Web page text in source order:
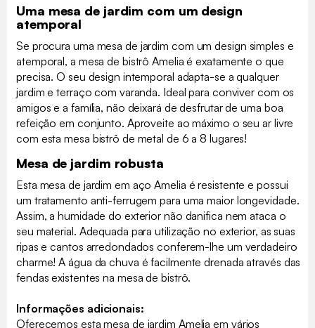
Uma mesa de jardim com um design
atemporal
Se procura uma mesa de jardim com um design simples e
atemporal, a mesa de bistrô Amelia é exatamente o que
precisa. O seu design intemporal adapta-se a qualquer
jardim e terraço com varanda. Ideal para conviver com os
amigos e a família, não deixará de desfrutar de uma boa
refeição em conjunto. Aproveite ao máximo o seu ar livre
com esta mesa bistrô de metal de 6 a 8 lugares!
Mesa de jardim robusta
Esta mesa de jardim em aço Amelia é resistente e possui
um tratamento anti-ferrugem para uma maior longevidade.
Assim, a humidade do exterior não danifica nem ataca o
seu material. Adequada para utilização no exterior, as suas
ripas e cantos arredondados conferem-lhe um verdadeiro
charme! A água da chuva é facilmente drenada através das
fendas existentes na mesa de bistrô.
Informações adicionais:
Oferecemos esta mesa de jardim Amelia em vários